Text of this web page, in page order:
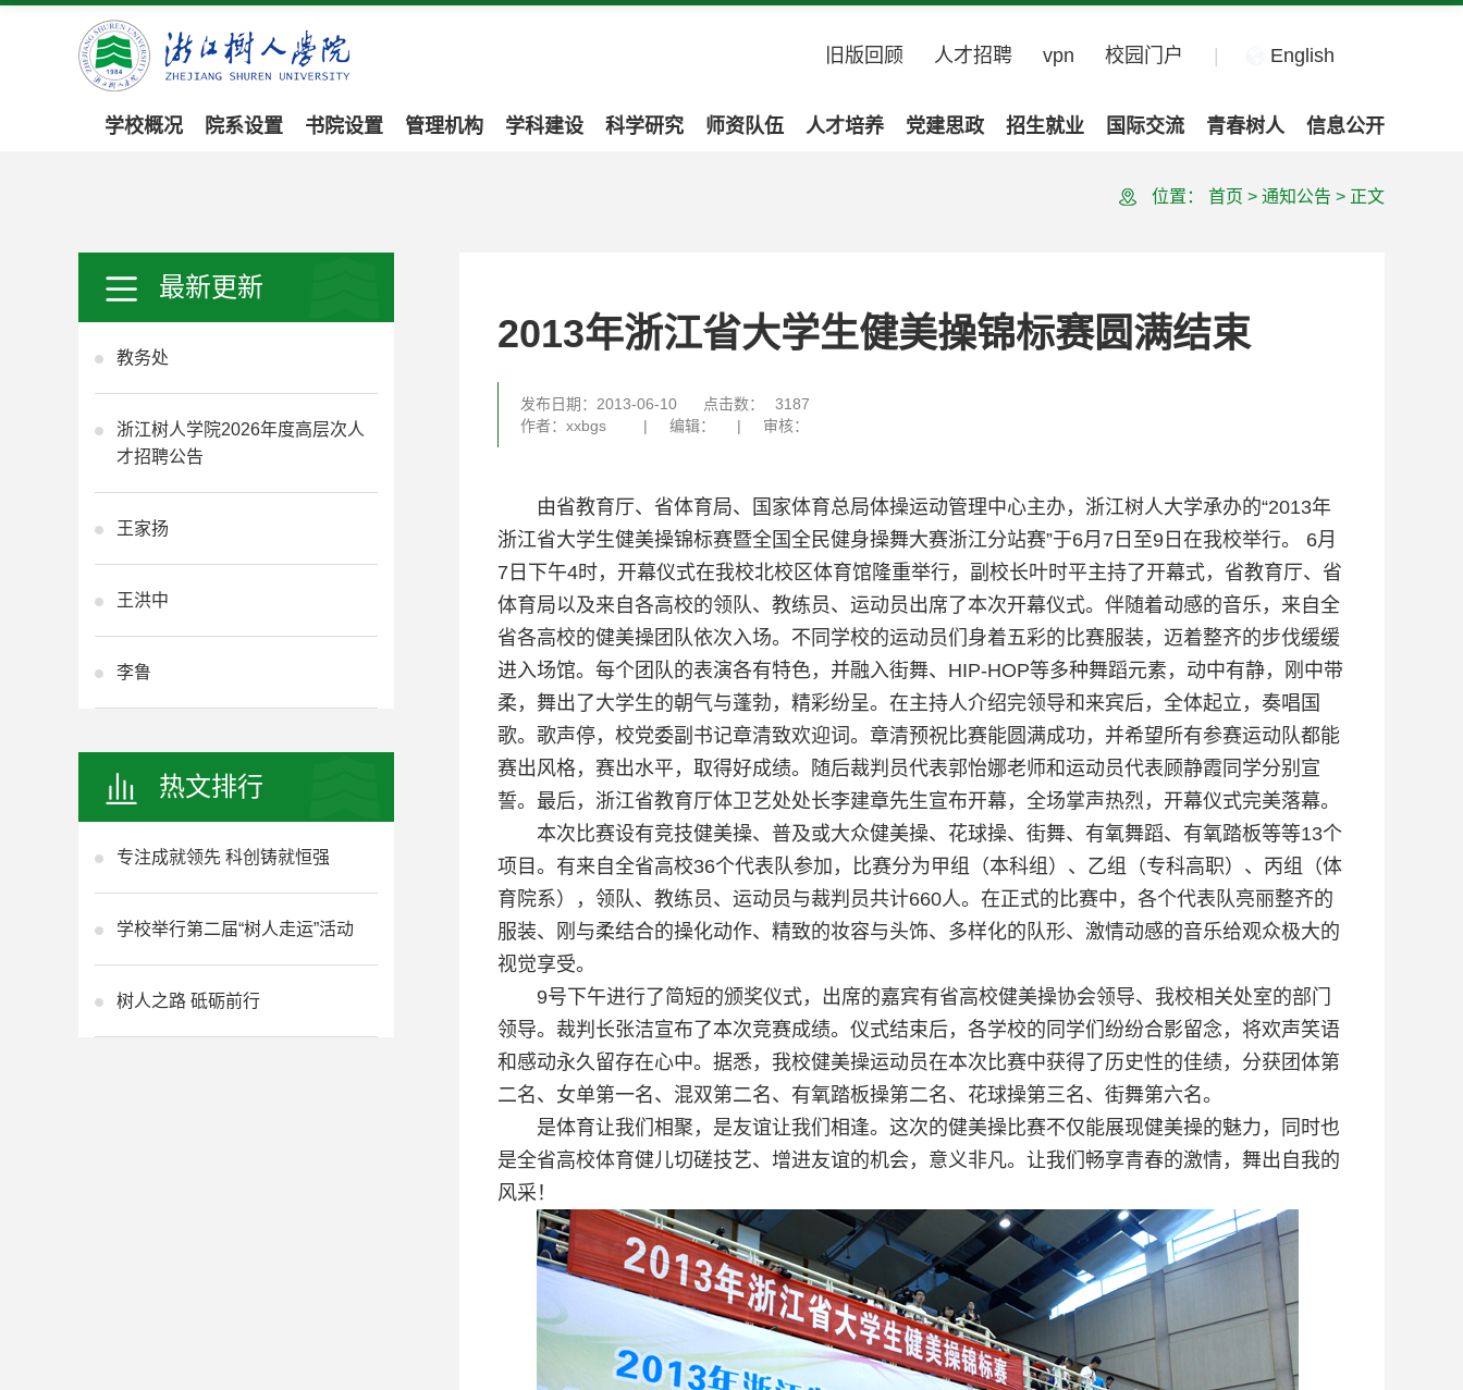
旧版回顾 人才招聘 vpn 校园门户 English
学校概况 院系设置 书院设置 管理机构 学科建设 科学研究 师资队伍 人才培养 党建思政 招生就业 国际交流 青春树人 信息公开
位置： 首页 > 通知公告 > 正文
2013年浙江省大学生健美操锦标赛圆满结束
发布日期：2013-06-10 点击数：
3187
作者：xxbgs
| 编辑： | 审核：
由省教育厅、省体育局、国家体育总局体操运动管理中心主办，浙江树人大学承办的“2013年
浙江省大学生健美操锦标赛暨全国全民健身操舞大赛浙江分站赛”于6月7日至9日在我校举行。 6月
7日下午4时，开幕仪式在我校北校区体育馆隆重举行，副校长叶时平主持了开幕式，省教育厅、省
体育局以及来自各高校的领队、教练员、运动员出席了本次开幕仪式。伴随着动感的音乐，来自全
省各高校的健美操团队依次入场。不同学校的运动员们身着五彩的比赛服装，迈着整齐的步伐缓缓
进入场馆。每个团队的表演各有特色，并融入街舞、HIP-HOP等多种舞蹈元素，动中有静，刚中带
柔，舞出了大学生的朝气与蓬勃，精彩纷呈。在主持人介绍完领导和来宾后，全体起立，奏唱国
歌。歌声停，校党委副书记章清致欢迎词。章清预祝比赛能圆满成功，并希望所有参赛运动队都能
赛出风格，赛出水平，取得好成绩。随后裁判员代表郭怡娜老师和运动员代表顾静霞同学分别宣
誓。最后，浙江省教育厅体卫艺处处长李建章先生宣布开幕，全场掌声热烈，开幕仪式完美落幕。
本次比赛设有竞技健美操、普及或大众健美操、花球操、街舞、有氧舞蹈、有氧踏板等等13个
项目。有来自全省高校36个代表队参加，比赛分为甲组（本科组）、乙组（专科高职）、丙组（体
育院系），领队、教练员、运动员与裁判员共计660人。在正式的比赛中，各个代表队亮丽整齐的
服装、刚与柔结合的操化动作、精致的妆容与头饰、多样化的队形、激情动感的音乐给观众极大的
视觉享受。
9号下午进行了简短的颁奖仪式，出席的嘉宾有省高校健美操协会领导、我校相关处室的部门
领导。裁判长张洁宣布了本次竞赛成绩。仪式结束后，各学校的同学们纷纷合影留念，将欢声笑语
和感动永久留存在心中。据悉，我校健美操运动员在本次比赛中获得了历史性的佳绩，分获团体第
二名、女单第一名、混双第二名、有氧踏板操第二名、花球操第三名、街舞第六名。
是体育让我们相聚，是友谊让我们相逢。这次的健美操比赛不仅能展现健美操的魅力，同时也
是全省高校体育健儿切磋技艺、增进友谊的机会，意义非凡。让我们畅享青春的激情，舞出自我的
风采！
最新更新
教务处
浙江树人学院2026年度高层次人
才招聘公告
王家扬
王洪中
李鲁
热文排行
专注成就领先 科创铸就恒强
学校举行第二届“树人走运”活动
树人之路 砥砺前行